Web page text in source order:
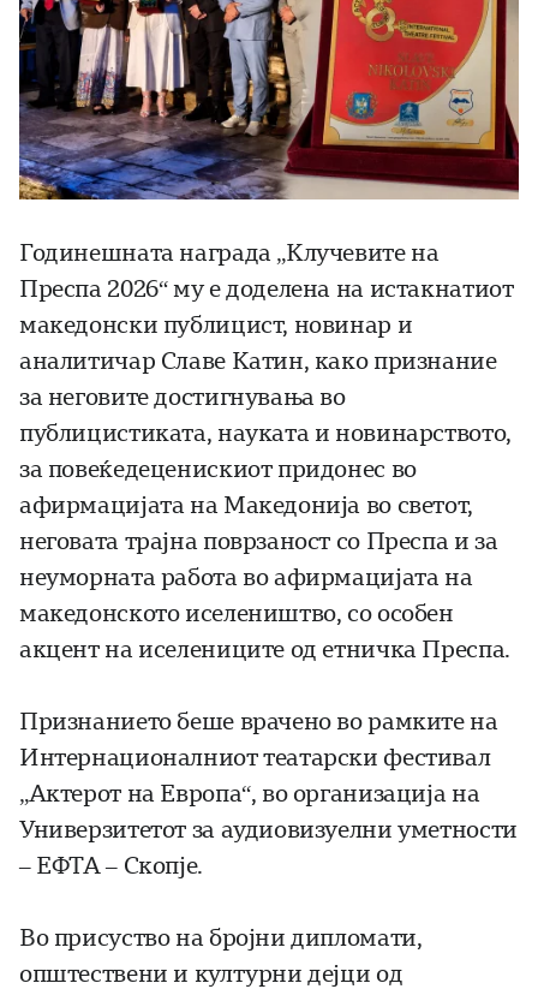
Годинешната награда „Клучевите на
Преспа 2026“ му е доделена на истакнатиот
македонски публицист, новинар и
аналитичар Славе Катин, како признание
за неговите достигнувања во
публицистиката, науката и новинарството,
за повеќедеценискиот придонес во
афирмацијата на Македонија во светот,
неговата трајна поврзаност со Преспа и за
неуморната работа во афирмацијата на
македонското иселеништво, со особен
акцент на иселениците од етничка Преспа.
Признанието беше врачено во рамките на
Интернационалниот театарски фестивал
„Актерот на Европа“, во организација на
Универзитетот за аудиовизуелни уметности
– ЕФТА – Скопје.
Во присуство на бројни дипломати,
општествени и културни дејци од